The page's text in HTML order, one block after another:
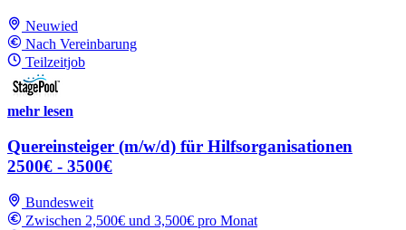
Neuwied
Nach Vereinbarung
Teilzeitjob
mehr lesen
Quereinsteiger (m/w/d) für Hilfsorganisationen
2500€ - 3500€
Bundesweit
Zwischen 2,500€ und 3,500€ pro Monat